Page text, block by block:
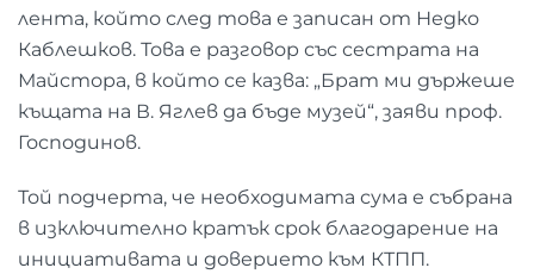
лента, който след това е записан от Недко
Каблешков. Това е разговор със сестрата на
Майстора, в който се казва: „Брат ми държеше
къщата на В. Яглев да бъде музей“, заяви проф.
Господинов.
Той подчерта, че необходимата сума е събрана
в изключително кратък срок благодарение на
инициативата и доверието към КТПП.